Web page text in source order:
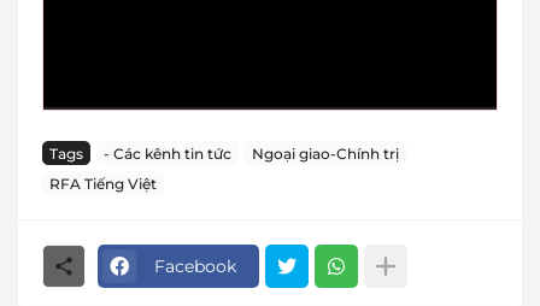
Tags - Các kênh tin tức
Ngoại giao-Chính trị
RFA Tiếng Việt
Facebook